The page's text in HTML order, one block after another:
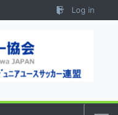
Log in